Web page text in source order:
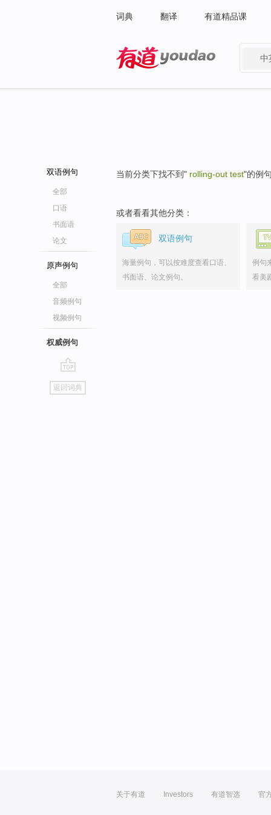
词典 翻译 有道精品课
中
双语例句
全部
口语
书面语
论文
原声例句
全部
音频例句
视频例句
权威例句
go
top
返回词典
当前分类下找不到" rolling-out test"的例句
或者看看其他分类：
双语例句
海量例句，可以按难度查看口语、
书面语、论文例句。
例句
看美
关于有道 Investors 有道智选 官